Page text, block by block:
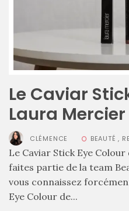
Zoom
sur
sac
Batman
Small
RSVP
Paris
16/05/2026
Le Caviar
Laura Mercier
CLÉMENCE BEAUTÉ ,
Le Caviar Stick Eye
faites partie de la team
vous connaissez
Eye Colour de...